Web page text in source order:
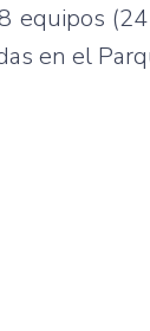
en el